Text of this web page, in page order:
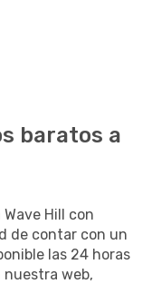
baratos a
Hill con
de contar con un
las 24 horas
nuestra web,